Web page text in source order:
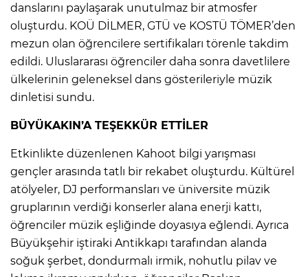
danslarını paylaşarak unutulmaz bir atmosfer
oluşturdu. KOÜ DİLMER, GTÜ ve KOSTÜ TÖMER’den
mezun olan öğrencilere sertifikaları törenle takdim
edildi. Uluslararası öğrenciler daha sonra davetlilere
ülkelerinin geleneksel dans gösterileriyle müzik
dinletisi sundu.
BÜYÜKAKIN’A TEŞEKKÜR ETTİLER
Etkinlikte düzenlenen Kahoot bilgi yarışması
gençler arasında tatlı bir rekabet oluşturdu. Kültürel
atölyeler, DJ performansları ve üniversite müzik
gruplarının verdiği konserler alana enerji kattı,
öğrenciler müzik eşliğinde doyasıya eğlendi. Ayrıca
Büyükşehir iştiraki Antikkapı tarafından alanda
soğuk şerbet, dondurmalı irmik, nohutlu pilav ve